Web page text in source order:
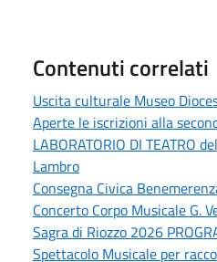
Contenuti correlati
Uscita culturale Museo
Aperte le iscrizioni alla
LABORATORIO DI TEATRO
Lambro
Consegna Civica
Concerto Corpo Musicale G.
Sagra di Riozzo 2026
Spettacolo Musicale per